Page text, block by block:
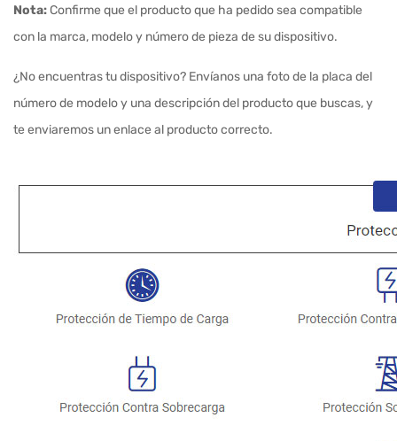
Nota:Confirme que el producto que ha pedido sea compatible
con la marca, modelo y número de pieza de su dispositivo.
¿No encuentras tu dispositivo? Envíanos una foto de la placa del
número de modelo y una descripción del producto que buscas, y
te enviaremos un enlace al producto correcto.